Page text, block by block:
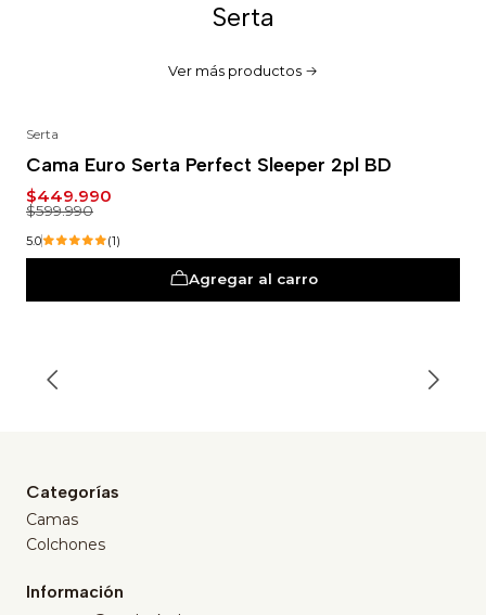
Serta
Ver más productos
Serta
Cama Euro Serta Perfect Sleeper 2pl BD
$449.990
$599.990
5.0 (1)
Agregar al carro
Categorías
Camas
Colchones
Información